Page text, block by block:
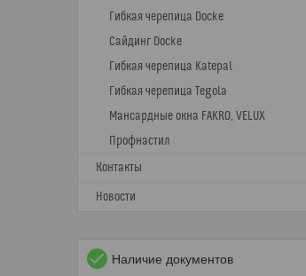
Гибкая черепица Docke
Сайдинг Docke
Гибкая черепица Katepal
Гибкая черепица Tegola
Мансардные окна FAKRO, VELUX
Профнастил
Контакты
Новости
Наличие документов